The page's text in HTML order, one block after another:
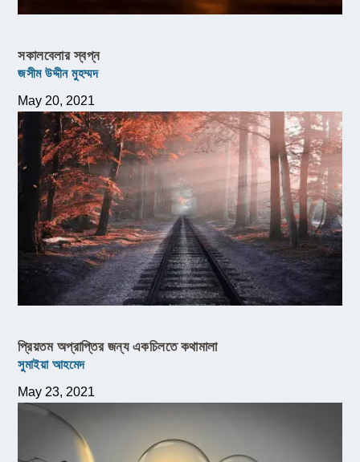
সকালবেলার স্বপ্ন
জসীম উদ্দীন মুহম্মদ
May 20, 2021
প্রিয়তম অপ্রাপ্তির জন্য একচিলতে কথামালা
সুমাইয়া আহমেদ
May 23, 2021